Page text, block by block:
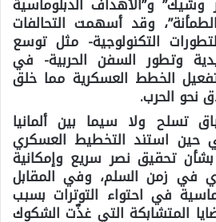
وقد أسهمت التحالفات
التكنولوجية- مثل توسع
وتطور السفن الحربية- في
الخطط العسكرية مما خلق
نحو الحرب.
تسلح ولا سيما بين ألمانيا
حين استند التخطيط العسكري
تحقيق نصر سريع وإمكانية
في زمن السلم، وفي المقابل
في احتواء التوترات بسبب
المتشابكة التي غذّت الشكوك